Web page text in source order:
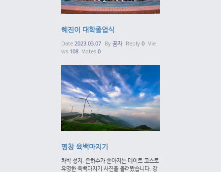
혜진이 대학졸업식
Date 2023.03.07 By 꿈자 Reply 0 Vie
ws 108 Votes 0
평창 육백마지기
차박 성지. 은하수가 쏟아지는 데이트 코스로
유명한 육백마지기 사진을 올려봤습니다. 강